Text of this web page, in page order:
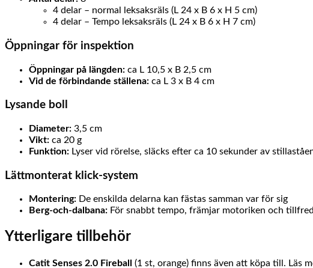
4 delar – normal leksaksräls (L 24 x B 6 x H 5 cm)
4 delar – Tempo leksaksräls (L 24 x B 6 x H 7 cm)
Öppningar för inspektion
Öppningar på längden: ca L 10,5 x B 2,5 cm
Vid de förbindande ställena: ca L 3 x B 4 cm
Lysande boll
Diameter: 3,5 cm
Vikt: ca 20 g
Funktion: Lyser vid rörelse, släcks efter ca 10 sekunder av
Lättmonterat klick-system
Montering: De enskilda delarna kan fästas samman var för sig
Berg-och-dalbana: För snabbt tempo, främjar motoriken och
Ytterligare tillbehör
Catit Senses 2.0 Fireball (1 st, orange) finns även att köpa till. Läs